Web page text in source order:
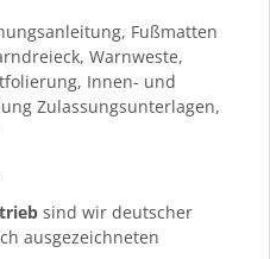
Fußmatten
Warnweste,
Innen- und
Zulassungsunterlagen,
sind wir deutscher
ausgezeichneten